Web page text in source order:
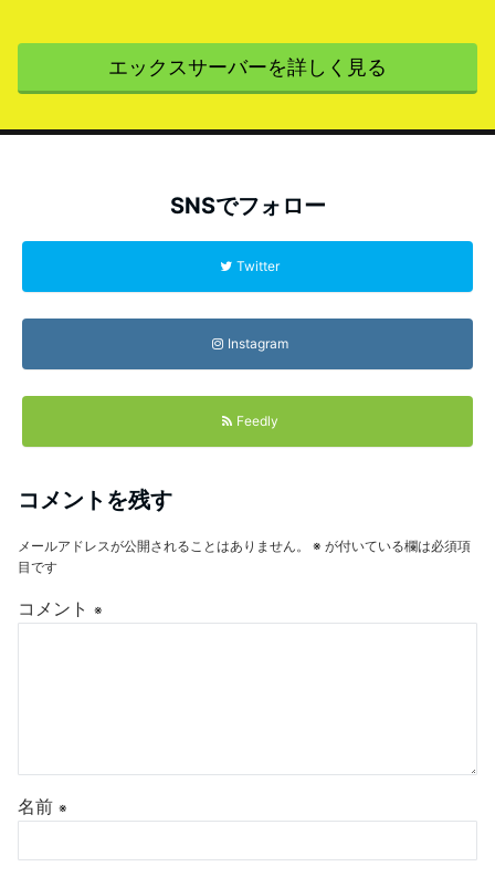
エックスサーバーを詳しく見る
SNSでフォロー
Twitter
Instagram
Feedly
コメントを残す
メールアドレスが公開されることはありません。 ※ が付いている欄は必須項
目です
コメント ※
名前 ※